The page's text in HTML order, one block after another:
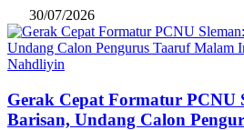
30/07/2026
Nahdliyin
Gerak Cepat Formatur PCNU
Barisan, Undang Calon